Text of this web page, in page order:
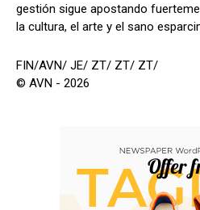
gestión sigue apostando
la cultura, el arte y el sano
FIN/AVN/ JE/ ZT/ ZT/ ZT/
© AVN - 2026